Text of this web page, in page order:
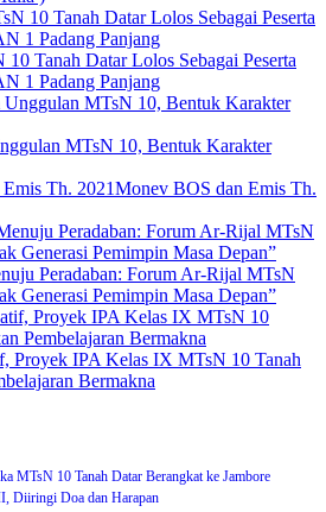
Tanah Datar Lolos Sebagai Peserta
1 Padang Panjang
MTsN 10, Bentuk Karakter
Monev BOS dan Emis Th.
Peradaban: Forum Ar-Rijal MTsN
Generasi Pemimpin Masa Depan”
Proyek IPA Kelas IX MTsN 10 Tanah
Bermakna
MTsN 10 Tanah Datar Berangkat ke Jambore
Diiringi Doa dan Harapan